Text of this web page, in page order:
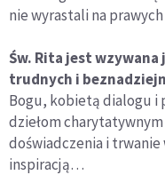
nie wyrastali na
Św. Rita jest
trudnych i
Bogu, kobietą dialogu i
dziełom
doświadczenia i
inspiracją…